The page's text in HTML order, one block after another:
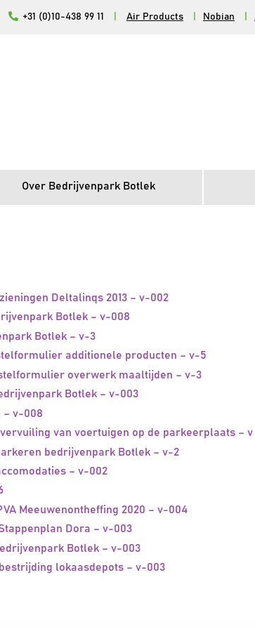
+31 (0)10-438 99 11 Air Products Nobian
Over Bedrijvenpark Botlek
Deltalinqs 2013 – v-002
Botlek – v-008
Botlek – v-3
additionele producten – v-5
overwerk maaltijden – v-3
Botlek – v-003
– v-008
van voertuigen op de parkeerplaats – v
bedrijvenpark Botlek – v-2
– v-002
Meeuwenontheffing 2020 – v-004
Dora – v-003
Botlek – v-003
lokaasdepots – v-003